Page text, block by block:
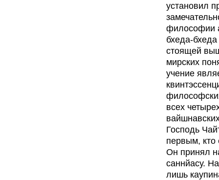
установил
философии
бхеда-
стоящей
мирских
учение
всех
Господь
первым, кто
Он принял
саннйасу.
лишь